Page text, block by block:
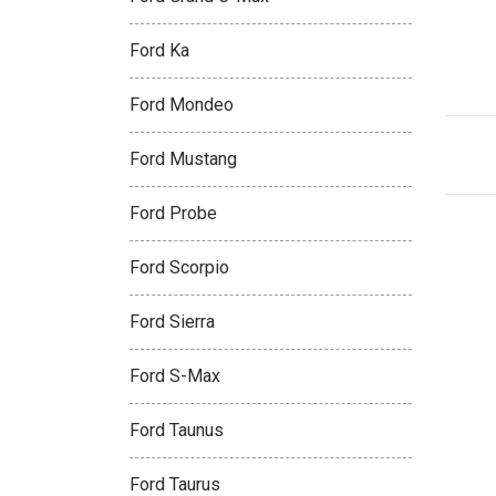
Ford Ka
Ford Mondeo
Ford Mustang
Ford Probe
Ford Scorpio
Ford Sierra
Ford S-Max
Ford Taunus
Ford Taurus